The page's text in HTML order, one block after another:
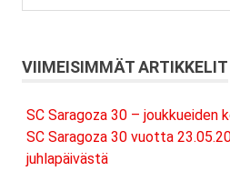
VIIMEISIMMÄT ARTIKKELIT
SC Saragoza 30 – joukkueiden
SC Saragoza 30 vuotta
juhlapäivästä